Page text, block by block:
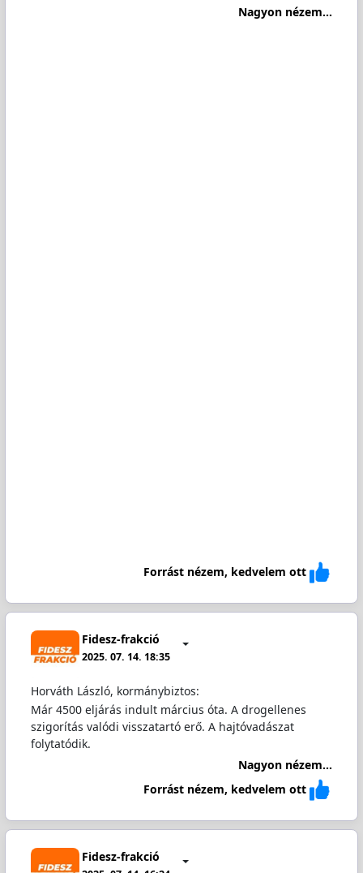
Nagyon nézem...
Forrást nézem, kedvelem ott
Fidesz-frakció
2025. 07. 14. 18:35
Horváth László, kormánybiztos:
Már 4500 eljárás indult március óta. A drogellenes
szigorítás valódi visszatartó erő. A hajtóvadászat
folytatódik.
Nagyon nézem...
Forrást nézem, kedvelem ott
Fidesz-frakció